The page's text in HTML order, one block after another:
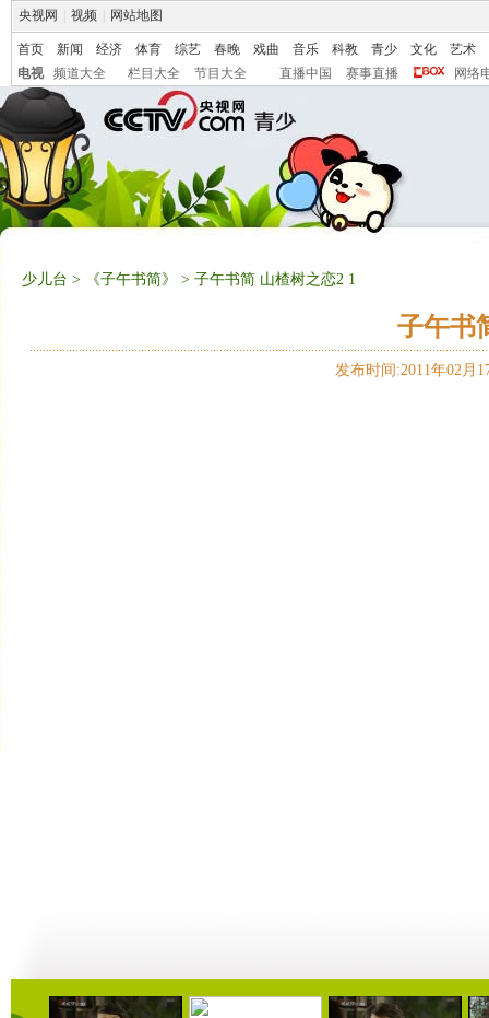
央视网 视频 网站地图
首页 新闻 经济 体育 综艺 春晚 戏曲 音乐 科教 青少 文化
艺术
电视
频道大全 栏目大全 节目大全 直播中国 赛事直播 网络
少儿台 > 《子午书简》 > 子午书简 山楂树之恋2 1
子午书
发布时间:2011年02月
04:59 04:30 04:05